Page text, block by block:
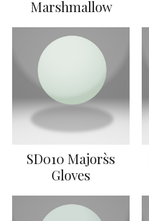
Marshmallow
SD010 Majors`s
Gloves